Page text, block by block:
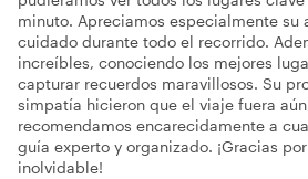
minuto. Apreciamos especialmente su
cuidado durante todo el recorrido.
increíbles, conociendo los mejores
capturar recuerdos maravillosos. Su
simpatía hicieron que el viaje fuera
recomendamos encarecidamente a
guía experto y organizado. ¡Gracias
inolvidable!